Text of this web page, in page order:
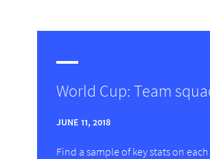
World Cup: Team
JUNE 11, 2018
Find a sample of key stats on